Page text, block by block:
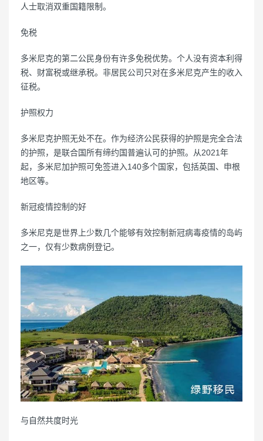
人士取消双重国籍限制。
免税
多米尼克的第二公民身份有许多免税优势。个人没有资本利得
税、财富税或继承税。非居民公司只对在多米尼克产生的收入
征税。
护照权力
多米尼克护照无处不在。作为经济公民获得的护照是完全合法
的护照，是联合国所有缔约国普遍认可的护照。从2021年
起，多米尼加护照可免签进入140多个国家，包括英国、申根
地区等。
新冠疫情控制的好
多米尼克是世界上少数几个能够有效控制新冠病毒疫情的岛屿
之一，仅有少数病例登记。
与自然共度时光